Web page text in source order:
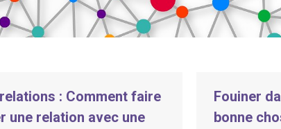
: Comment faire
une relation avec une
Fouiner
bonne